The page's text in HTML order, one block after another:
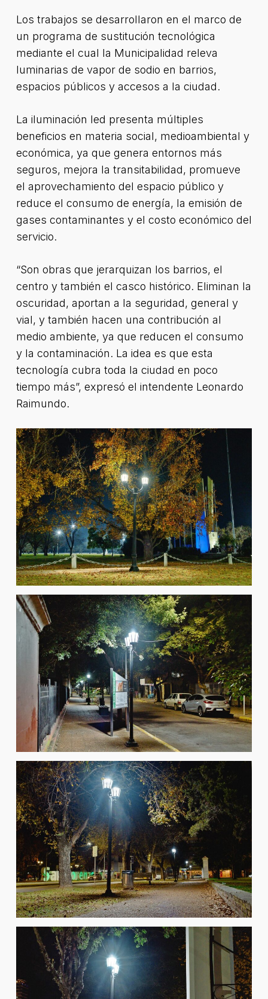
Los trabajos se desarrollaron en el marco de
un programa de sustitución tecnológica
mediante el cual la Municipalidad releva
luminarias de vapor de sodio en barrios,
espacios públicos y accesos a la ciudad.
La iluminación led presenta múltiples
beneficios en materia social, medioambiental y
económica, ya que genera entornos más
seguros, mejora la transitabilidad, promueve
el aprovechamiento del espacio público y
reduce el consumo de energía, la emisión de
gases contaminantes y el costo económico del
servicio.
“Son obras que jerarquizan los barrios, el
centro y también el casco histórico. Eliminan la
oscuridad, aportan a la seguridad, general y
vial, y también hacen una contribución al
medio ambiente, ya que reducen el consumo
y la contaminación. La idea es que esta
tecnología cubra toda la ciudad en poco
tiempo más”, expresó el intendente Leonardo
Raimundo.